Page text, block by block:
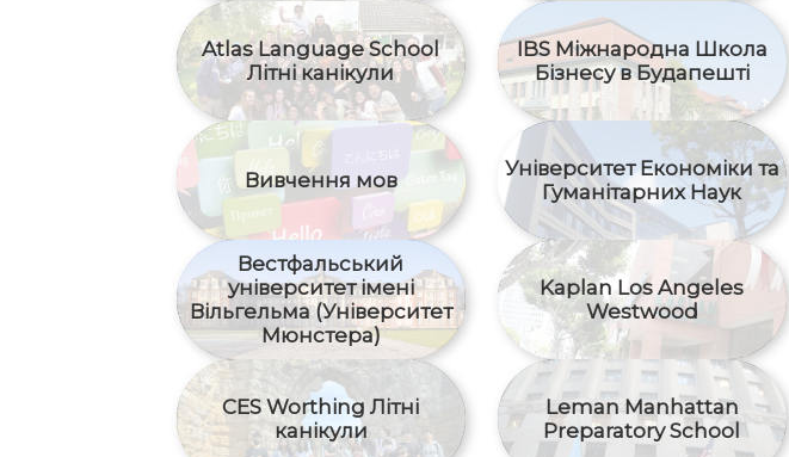
Atlas Language School
Літні канікули
IBS Міжнародна Школа
Бізнесу в Будапешті
Вивчення мов
Університет Економіки та
Гуманітарних Наук
Вестфальський
університет імені
Вільгельма (Університет
Мюнстера)
Kaplan Los Angeles
Westwood
CES Worthing Літні
канікули
Leman Manhattan
Preparatory School